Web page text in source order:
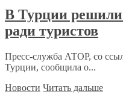
В Турции решили
ради туристов
Пресс-служба АТОР, со
Турции, сообщила о...
Новости Читать дальше